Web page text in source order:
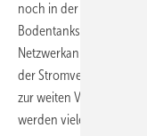
noch in der Nähe der
Bodentanks
Netzwerkanbindung
der Stromversorgung
zur weiten Verbreitung
werden viele PoE-